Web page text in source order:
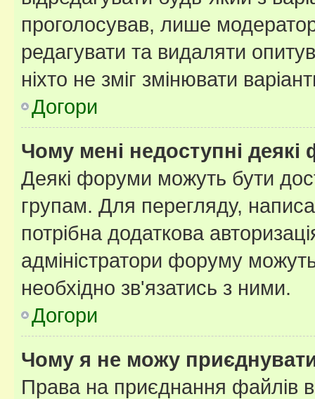
проголосував, лише
редагувати та видаляти
ніхто не зміг змінювати
Догори
Чому мені недоступні
Деякі форуми можуть бути
групам. Для перегляду,
потрібна додаткова
адміністратори форуму
необхідно зв'язатись з ними.
Догори
Чому я не можу
Права на приєднання файлів